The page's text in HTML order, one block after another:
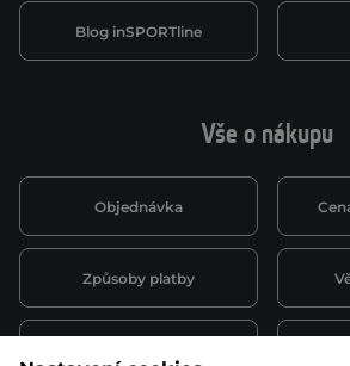
Vše o nákupu
Objednávka
Způsoby platby
Blog inSPORTline